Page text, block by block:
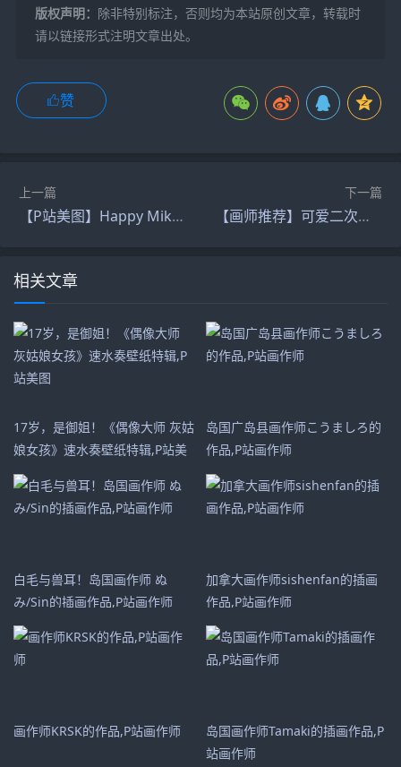
版权声明： 除非特别标注，否则均为本站原创文章，转载时
请以链接形式注明文章出处。
赞
上一篇
【P站美图】Happy Miku Day！2024初音未来日贺图特辑
下一篇
【画师推荐】可爱二次元萌妹子！画师seoji的插画作品推荐
相关文章
17岁，是御姐！《偶像大师 灰姑
娘女孩》速水奏壁纸特辑,P站美
图
岛国广岛县画作师こうましろ的
作品,P站画作师
白毛与兽耳！岛国画作师 ぬ
み/Sin的插画作品,P站画作师
加拿大画作师sishenfan的插画
作品,P站画作师
画作师KRSK的作品,P站画作师
岛国画作师Tamaki的插画作品,P
站画作师